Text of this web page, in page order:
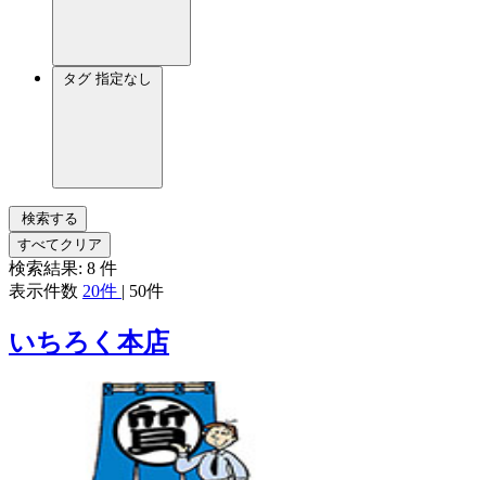
タグ 指定なし
検索する
すべてクリア
検索結果: 8 件
表示件数 20件 | 50件
いちろく本店